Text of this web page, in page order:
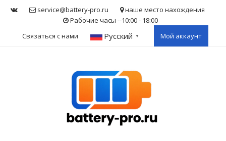
service@battery-pro.ru
наше место нахождения
Рабочие часы --10:00 - 18:00
Связаться с нами
Русский ▼ Мой аккаунт